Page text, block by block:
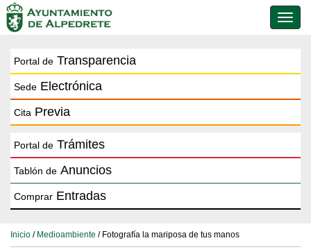
de
Portal de Transparencia
Sede Electrónica
Cita Previa
Portal de Trámites
Tablón de Anuncios
Comprar Entradas
Inicio / Medioambiente / Fotografía la mariposa de tus manos